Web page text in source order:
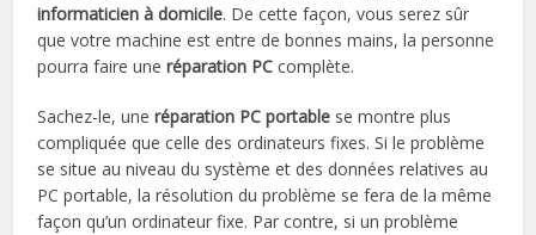
informaticien à domicile. De cette façon, vous serez sûr
que votre machine est entre de bonnes mains, la personne
pourra faire uneréparation PC complète.
Sachez-le, uneréparation PC portable se montre plus
compliquée que celle des ordinateurs fixes. Si le problème
se situe au niveau du système et des données relatives au
PC portable, la résolution du problème se fera de la même
façon qu’un ordinateur fixe. Par contre, si un problème